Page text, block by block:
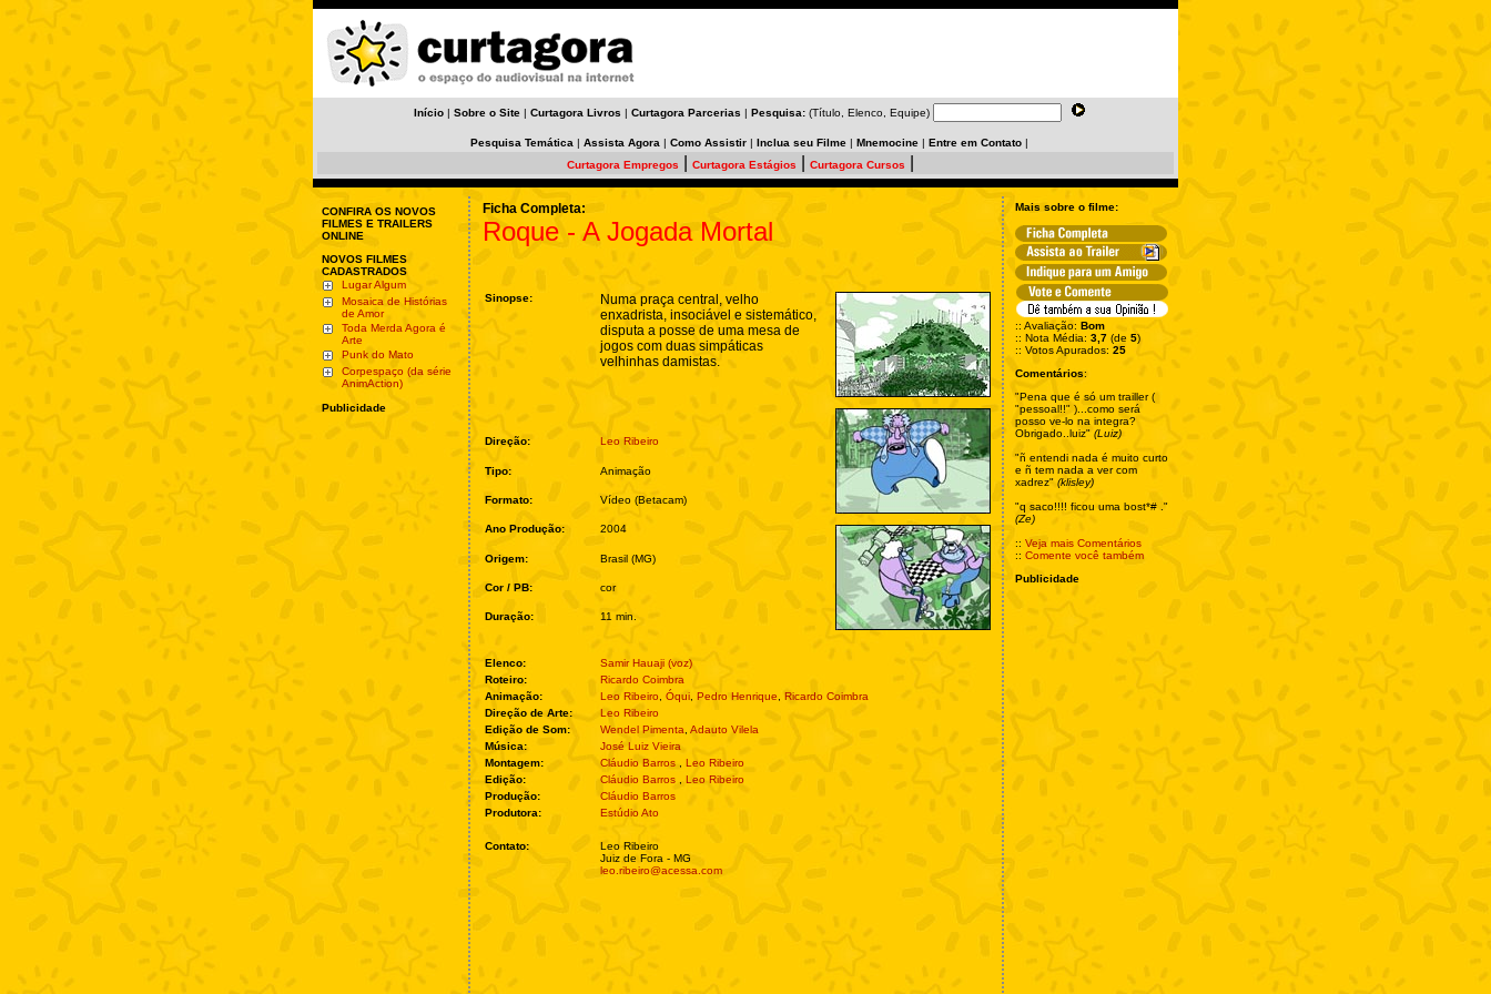
Início | Sobre o Site | Curtagora Livros | Curtagora Parcerias | Pesquisa: (Título, Elenco, Equipe)
Pesquisa Temática | Assista Agora | Como Assistir | Inclua seu Filme | Mnemocine | Entre em Contato |
Curtagora Empregos
Curtagora Estágios Curtagora Cursos
CONFIRA OS NOVOS
FILMES E TRAILERS
ONLINE
NOVOS FILMES
CADASTRADOS
Lugar Algum
Mosaica de Histórias
de Amor
Toda Merda Agora é
Arte
Punk do Mato
Corpespaço (da série
AnimAction)
Publicidade
Ficha Completa:
Roque - A Jogada Mortal
Sinopse:
Numa praça central, velho
enxadrista, insociável e sistemático,
disputa a posse de uma mesa de
jogos com duas simpáticas
velhinhas damistas.
Direção: Leo Ribeiro
Tipo: Animação
Formato: Vídeo (Betacam)
Ano Produção: 2004
Origem: Brasil (MG)
Cor / PB: cor
Duração: 11 min.
Elenco:
Samir Hauaji (voz)
Roteiro:
Ricardo Coimbra
Animação:
Leo Ribeiro Óqui Pedro Henrique
Ricardo Coimbra
Direção de Arte:
Leo Ribeiro
Edição de Som:
Wendel Pimenta Adauto Vilela
Música:
José Luiz Vieira
Montagem:
Cláudio Barros
Leo Ribeiro
Edição:
Cláudio Barros
Leo Ribeiro
Produção:
Cláudio Barros
Produtora:
Estúdio Ato
Contato:
Leo Ribeiro
Juiz de Fora - MG
leo.ribeiro@acessa.com
Mais sobre o filme:
:: Avaliação: Bom
:: Nota Média: 3,7 (de 5)
:: Votos Apurados: 25
Comentários:
"Pena que é só um trailler (
"pessoal!!" )...como será
posso ve-lo na integra?
Obrigado..luiz" (Luiz)
"ñ entendi nada é muito curto
e ñ tem nada a ver com
xadrez" (klisley)
"q saco!!!! ficou uma bost*# ."
(Ze)
:: Veja mais Comentários
:: Comente você também
Publicidade